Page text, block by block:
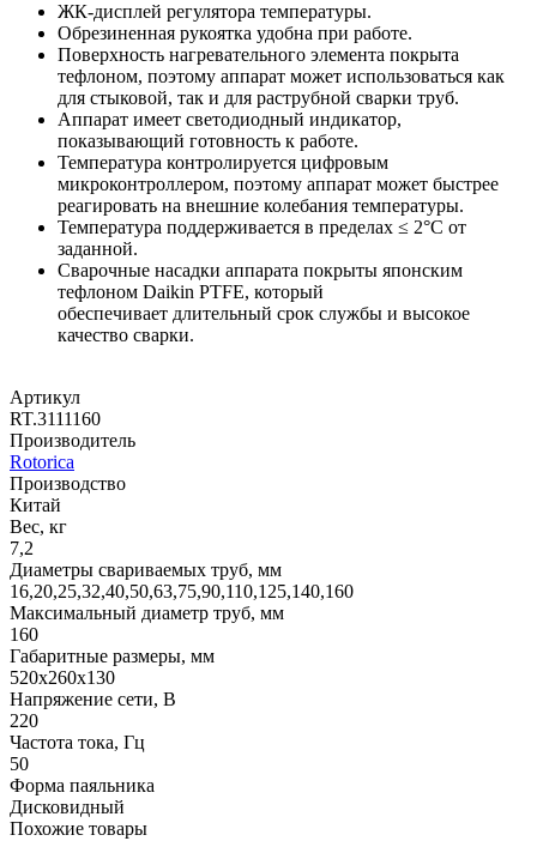
ЖК-дисплей регулятора температуры.
Обрезиненная рукоятка удобна при работе.
Поверхность нагревательного элемента покрыта
тефлоном, поэтому аппарат может использоваться как
для стыковой, так и для раструбной сварки труб.
Аппарат имеет светодиодный индикатор,
показывающий готовность к работе.
Температура контролируется цифровым
микроконтроллером, поэтому аппарат может быстрее
реагировать на внешние колебания температуры.
Температура поддерживается в пределах ≤ 2°C от
заданной.
Сварочные насадки аппарата покрыты японским
тефлоном Daikin PTFE, который
обеспечивает длительный срок службы и высокое
качество сварки.
Артикул
RT.3111160
Производитель
Rotorica
Производство
Китай
Вес, кг
7,2
Диаметры свариваемых труб, мм
16,20,25,32,40,50,63,75,90,110,125,140,160
Максимальный диаметр труб, мм
160
Габаритные размеры, мм
520x260x130
Напряжение сети, В
220
Частота тока, Гц
50
Форма паяльника
Дисковидный
Похожие товары